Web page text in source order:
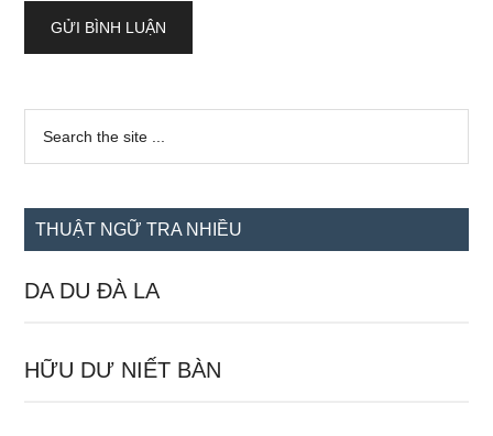
Sidebar
chính
...
THUẬT NGỮ TRA NHIỀU
DA DU ĐÀ LA
HỮU DƯ NIẾT BÀN